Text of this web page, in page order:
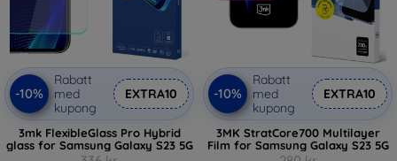
-10%
Rabatt
med
kupong
EXTRA10
3mk FlexibleGlass Pro Hybrid
glass for Samsung Galaxy S23 5G
-10%
Rabatt
med
kupong
EXTRA10
3MK StratCore700 Multilayer
Film for Samsung Galaxy S23 5G